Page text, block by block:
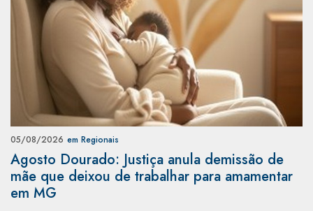
05/08/2026 em Regionais
Agosto Dourado: Justiça anula demissão de
mãe que deixou de trabalhar para amamentar
em MG